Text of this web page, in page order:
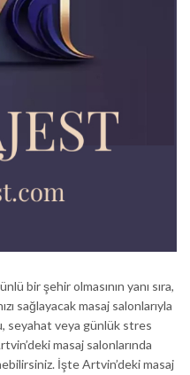
bir şehir olmasının yanı sıra,
sağlayacak masaj salonlarıyla
seyahat veya günlük stres
masaj salonlarında
İşte Artvin’deki masaj